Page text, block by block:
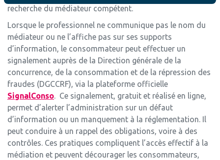
recherche du médiateur compétent.
Lorsque le professionnel ne communique pas le nom du
médiateur ou ne l’affiche pas sur ses supports
d’information, le consommateur peut effectuer un
signalement auprès de la Direction générale de la
concurrence, de la consommation et de la répression des
fraudes (DGCCRF), via la plateforme officielle
SignalConso. Ce signalement, gratuit et réalisé en ligne,
permet d’alerter l’administration sur un défaut
d’information ou un manquement à la réglementation. Il
peut conduire à un rappel des obligations, voire à des
contrôles. Ces pratiques compliquent l’accès effectif à la
médiation et peuvent décourager les consommateurs,